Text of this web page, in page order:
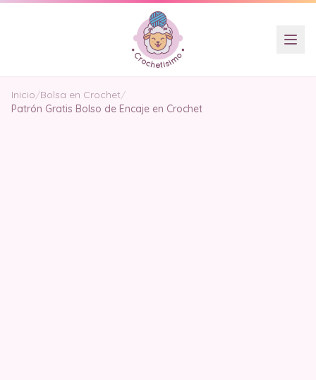
Inicio/Bolsa en Crochet/
Patrón Gratis Bolso de Encaje en Crochet